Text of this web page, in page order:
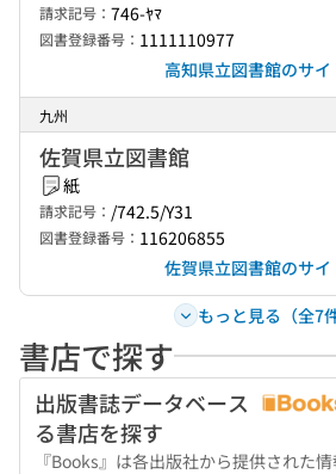
請求記号： 746-ﾔﾏ
図書登録番号： 1111110977
高知県立図書館のサ
九州
佐賀県立図書館
紙
請求記号： /742.5/Y31
図書登録番号： 116206855
佐賀県立図書館のサ
もっと見る（全7件
書店で探す
出版書誌データベース
る書店を探す
『Books』は各出版社から提供された